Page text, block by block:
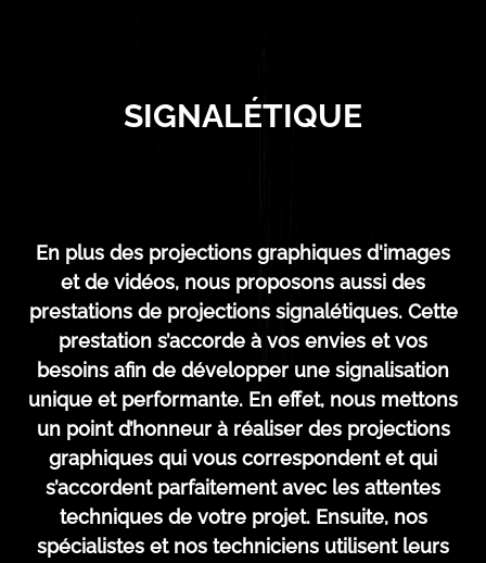
SIGNALÉTIQUE
En plus des projections graphiques d'images
et de vidéos, nous proposons aussi des
prestations de projections signalétiques. Cette
prestation s’accorde à vos envies et vos
besoins afin de développer une signalisation
unique et performante. En effet, nous mettons
un point d’honneur à réaliser des projections
graphiques qui vous correspondent et qui
s’accordent parfaitement avec les attentes
techniques de votre projet. Ensuite, nos
spécialistes et nos techniciens utilisent leurs